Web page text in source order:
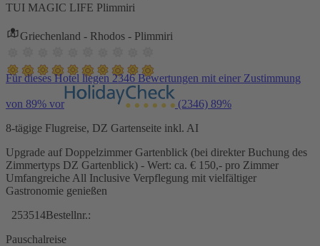
TUI MAGIC LIFE Plimmiri
Griechenland - Rhodos - Plimmiri
Für dieses Hotel liegen 2346 Bewertungen mit einer Zustimmung
von 89% vor (2346) 89%
8-tägige Flugreise, DZ Gartenseite inkl. AI
Upgrade auf Doppelzimmer Gartenblick (bei direkter Buchung des
Zimmertyps DZ Gartenblick) - Wert: ca. € 150,- pro Zimmer
Umfangreiche All Inclusive Verpflegung mit vielfältiger
Gastronomie genießen
253514Bestellnr.:
Pauschalreise